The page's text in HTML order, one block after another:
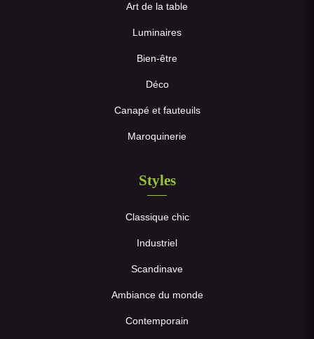
Art de la table
Luminaires
Bien-être
Déco
Canapé et fauteuils
Maroquinerie
Styles
Classique chic
Industriel
Scandinave
Ambiance du monde
Contemporain